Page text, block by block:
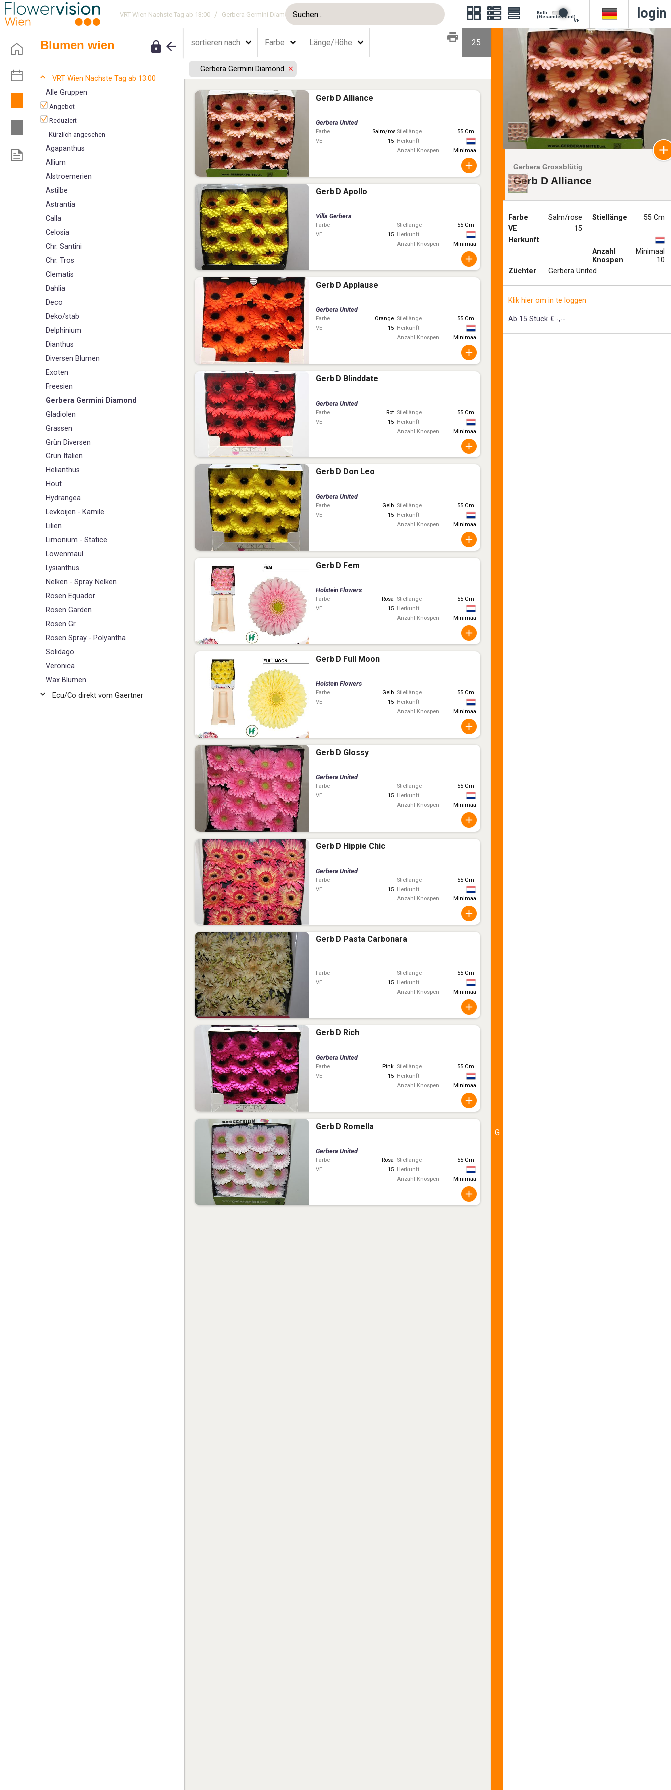
VRT Wien Nachste Tag ab 13:00 / Gerbera Germini Diamond login
Kolli
(Gesamteinheit)
VE
blumen wien
VRT Wien Nachste Tag ab 13:00
Alle Gruppen
Angebot
Reduziert
Kürzlich angesehen
Agapanthus
Allium
Alstroemerien
Astilbe
Astrantia
Calla
Celosia
Chr. Santini
Chr. Tros
Clematis
Dahlia
Deco
Deko/stab
Delphinium
Dianthus
Diversen Blumen
Exoten
Freesien
Gerbera Germini Diamond
Gladiolen
Grassen
Grün Diversen
Grün Italien
Helianthus
Hout
Hydrangea
Levkoijen - Kamile
Lilien
Limonium - Statice
Lowenmaul
Lysianthus
Nelken - Spray Nelken
Rosen Equador
Rosen Garden
Rosen Gr
Rosen Spray - Polyantha
Solidago
Veronica
Wax Blumen
Ecu/Co direkt vom Gaertner
Gerbera Grossblütig
Gerb D Alliance
Farbe Salm/rose Stiellänge
55 Cm
VE
15
Herkunft
Anzahl
Knospen
Minimaal
10
Züchter
Gerbera United
Klik hier om in te loggen
Ab 15 Stück € -,--
sortieren nach Farbe Länge/Höhe 25
Gerbera Germini Diamond
Gerb D Alliance
Gerbera United
Farbe Salm/roseStiellänge
55 Cm
VE
15
Herkunft
Anzahl Knospen
Minimaal 10
Gerb D Apollo
Villa Gerbera
Farbe - Stiellänge
55 Cm
VE
15
Herkunft
Anzahl Knospen
Minimaal 10
Gerb D Applause
Gerbera United
Farbe Orange Stiellänge
55 Cm
VE
15
Herkunft
Anzahl Knospen
Minimaal 10
Gerb D Blinddate
Gerbera United
Farbe Rot Stiellänge
55 Cm
VE
15 Herkunft
Anzahl Knospen
Minimaal 10
Gerb D Don Leo
Gerbera United
Farbe Gelb Stiellänge
55 Cm
VE
15 Herkunft
Anzahl Knospen
Minimaal 10
Gerb D Fem
Holstein Flowers
Farbe Rosa Stiellänge
55 Cm
VE
15 Herkunft
Anzahl Knospen
Minimaal 10
Gerb D Full Moon
Holstein Flowers
Farbe Gelb Stiellänge
55 Cm
VE
15
Herkunft
Anzahl Knospen
Minimaal 10
Gerb D Glossy
Gerbera United
Farbe - Stiellänge
55 Cm
VE
15
Herkunft
Anzahl Knospen
Minimaal 10
Gerb D Hippie Chic
Gerbera United
Farbe - Stiellänge
55 Cm
VE
15 Herkunft
Anzahl Knospen
Minimaal 10
Gerb D Pasta Carbonara
Farbe - Stiellänge
55 Cm
VE
15 Herkunft
Anzahl Knospen
Minimaal 10
Gerb D Rich
Gerbera United
Farbe Pink Stiellänge
55 Cm
VE
15 Herkunft
Anzahl Knospen
Minimaal 10
Gerb D Romella
Gerbera United
Farbe Rosa Stiellänge
55 Cm
VE
15
Herkunft
Anzahl Knospen
Minimaal 10
G